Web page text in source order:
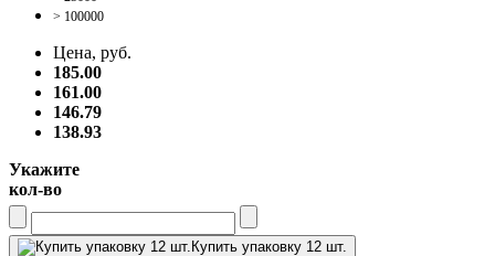
> 100000
Цена, руб.
185.00
161.00
146.79
138.93
Укажите
кол-во
Купить упаковку 12 шт.